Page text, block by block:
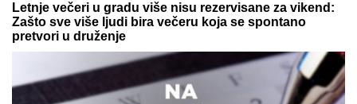
Letnje večeri u gradu više nisu rezervisane za vikend:
Zašto sve više ljudi bira večeru koja se spontano
pretvori u druženje